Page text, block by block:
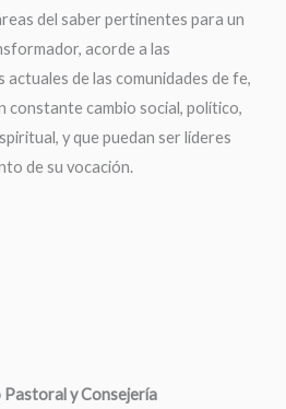
del saber pertinentes para un
acorde a las
actuales de las comunidades de fe,
constante cambio social, político,
y que puedan ser líderes
de su vocación.
y Consejería